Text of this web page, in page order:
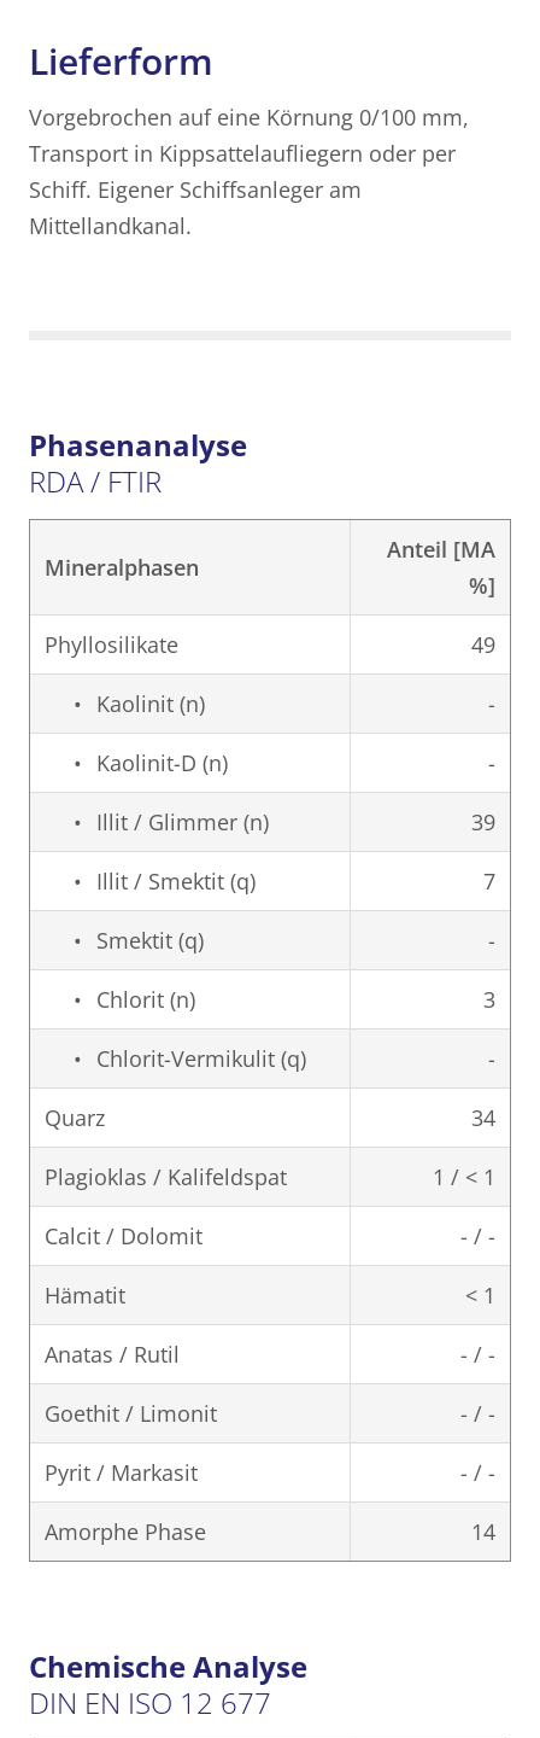
Lieferform
Vorgebrochen auf eine Körnung 0/100 mm,
Transport in Kippsattelaufliegern oder per
Schiff. Eigener Schiffsanleger am
Mittellandkanal.
Phasenanalyse
RDA / FTIR
Mineralphasen
Anteil [MA
%]
Phyllosilikate 49
Kaolinit (n) -
Kaolinit-D (n) -
Illit / Glimmer (n) 39
Illit / Smektit (q) 7
Smektit (q) -
Chlorit (n) 3
Chlorit-Vermikulit (q) -
Quarz 34
Plagioklas / Kalifeldspat 1 / < 1
Calcit / Dolomit - / -
Hämatit < 1
Anatas / Rutil - / -
Goethit / Limonit - / -
Pyrit / Markasit - / -
Amorphe Phase 14
Chemische Analyse
DIN EN ISO 12 677